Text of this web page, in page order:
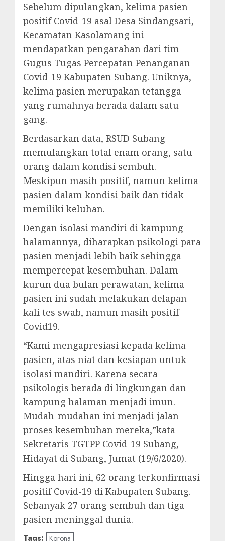
Sebelum dipulangkan, kelima pasien
positif Covid-19 asal Desa Sindangsari,
Kecamatan Kasolamang ini
mendapatkan pengarahan dari tim
Gugus Tugas Percepatan Penanganan
Covid-19 Kabupaten Subang. Uniknya,
kelima pasien merupakan tetangga
yang rumahnya berada dalam satu
gang.
Berdasarkan data, RSUD Subang
memulangkan total enam orang, satu
orang dalam kondisi sembuh.
Meskipun masih positif, namun kelima
pasien dalam kondisi baik dan tidak
memiliki keluhan.
Dengan isolasi mandiri di kampung
halamannya, diharapkan psikologi para
pasien menjadi lebih baik sehingga
mempercepat kesembuhan. Dalam
kurun dua bulan perawatan, kelima
pasien ini sudah melakukan delapan
kali tes swab, namun masih positif
Covid19.
“Kami mengapresiasi kepada kelima
pasien, atas niat dan kesiapan untuk
isolasi mandiri. Karena secara
psikologis berada di lingkungan dan
kampung halaman menjadi imun.
Mudah-mudahan ini menjadi jalan
proses kesembuhan mereka,”kata
Sekretaris TGTPP Covid-19 Subang,
Hidayat di Subang, Jumat (19/6/2020).
Hingga hari ini, 62 orang terkonfirmasi
positif Covid-19 di Kabupaten Subang.
Sebanyak 27 orang sembuh dan tiga
pasien meninggal dunia.
Tags: Korona